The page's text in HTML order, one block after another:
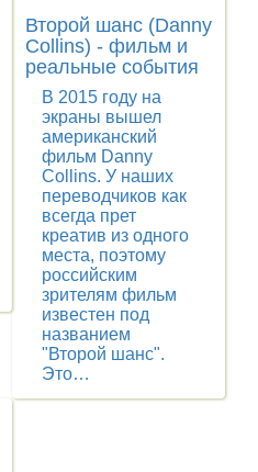
Второй шанс (Danny
Collins) - фильм и
реальные события
В 2015 году на
экраны вышел
американский
фильм Danny
Collins. У наших
переводчиков как
всегда прет
креатив из одного
места, поэтому
российским
зрителям фильм
известен под
названием
"Второй шанс".
Это…